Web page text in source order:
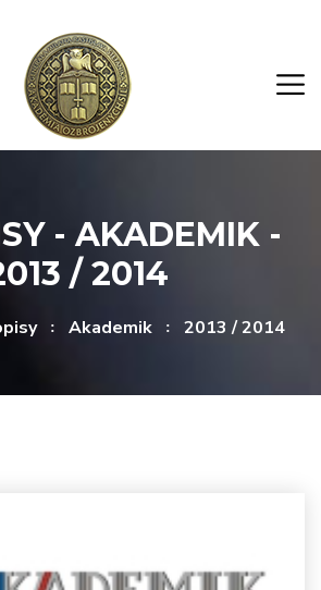
- AKADEMIK -
/ 2014
Akademik 2013 / 2014